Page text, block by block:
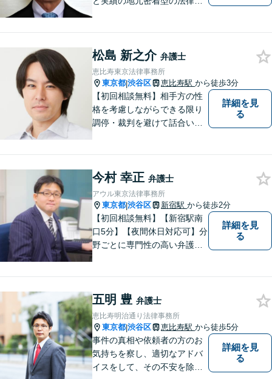
に明るい未来を描いていきま
しょう！【恵比寿駅7分】【地
域密着型の法律事務所】
松島 新之介 弁護士
恵比寿東京法律事務所
東京都|渋谷区 恵比寿駅 から徒歩3分
【初回相談無料】相手方の性
格を考慮しながらできる限り
調停・裁判を避けて話合いで
詳細を見
る
今村 幸正 弁護士
アウル東京法律事務所
東京都|渋谷区 新宿駅 から徒歩2分
【初回相談無料】【新宿駅南
口5分】【夜間休日対応可】分
野ごとに専門性の高い弁護士
詳細を見
る
五明 豊 弁護士
恵比寿明治通り法律事務所
東京都|渋谷区 恵比寿駅 から徒歩5分
事件の真相や依頼者の方のお
気持ちを察し、適切なアドバ
イスをして、その不安を除去
詳細を見
る